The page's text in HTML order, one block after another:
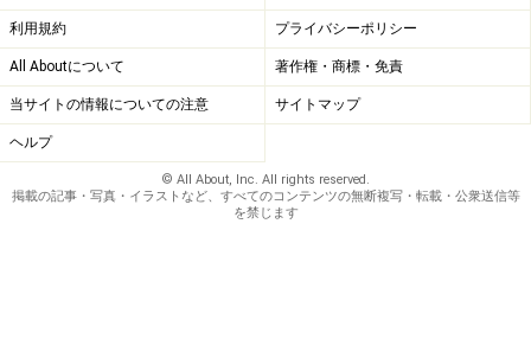
利用規約 プライバシーポリシー
All Aboutについて 著作権・商標・免責
当サイトの情報についての注意 サイトマップ
ヘルプ
© All About, Inc. All rights reserved.
掲載の記事・写真・イラストなど、すべてのコンテンツの無断複写・転載・公衆送信等
を禁じます